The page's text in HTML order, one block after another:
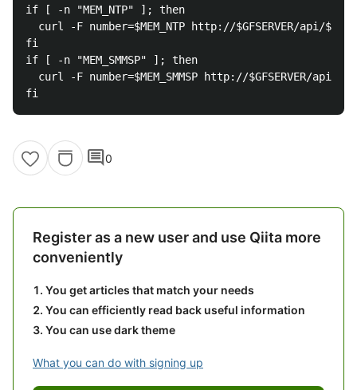
if [ -n "MEM_NTP" ]; then
curl -F number=$MEM_NTP http://$GFSERVER/api/
fi
if [ -n "MEM_SMMSP" ]; then
curl -F number=$MEM_SMMSP http://$GFSERVER/api/
comment0
Register as a new user and use Qiita more
conveniently
You get articles that match your needs
You can efficiently read back useful information
You can use dark theme
What you can do with signing up